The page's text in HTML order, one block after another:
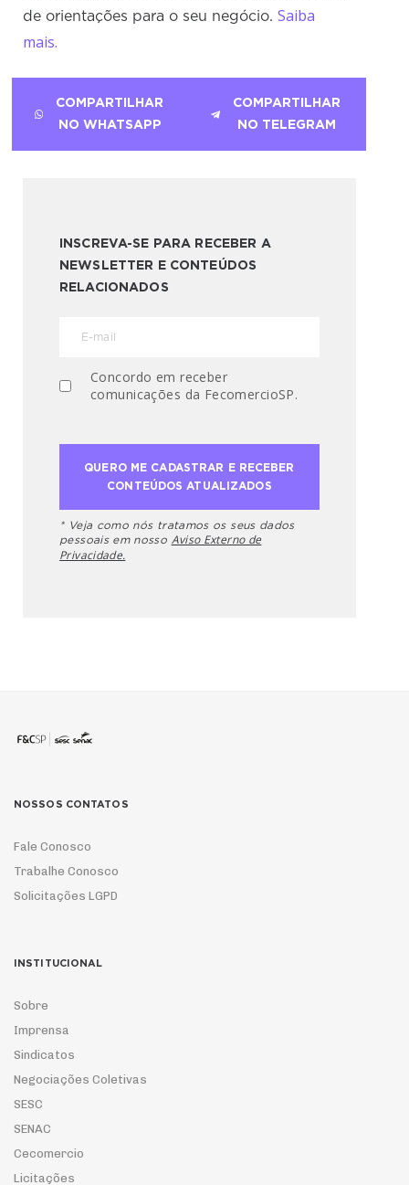
de orientações para o seu negócio.Saiba
mais.
COMPARTILHAR
NO WHATSAPP
COMPARTILHAR
NO TELEGRAM
INSCREVA-SE PARA RECEBER A
NEWSLETTER E CONTEÚDOS
RELACIONADOS
Concordo em receber
comunicações da FecomercioSP.
* Veja como nós tratamos os seus dados
pessoais em nosso Aviso Externo de
Privacidade.
NOSSOS CONTATOS
Fale Conosco
Trabalhe Conosco
Solicitações LGPD
INSTITUCIONAL
Sobre
Imprensa
Sindicatos
Negociações Coletivas
SESC
SENAC
Cecomercio
Licitações